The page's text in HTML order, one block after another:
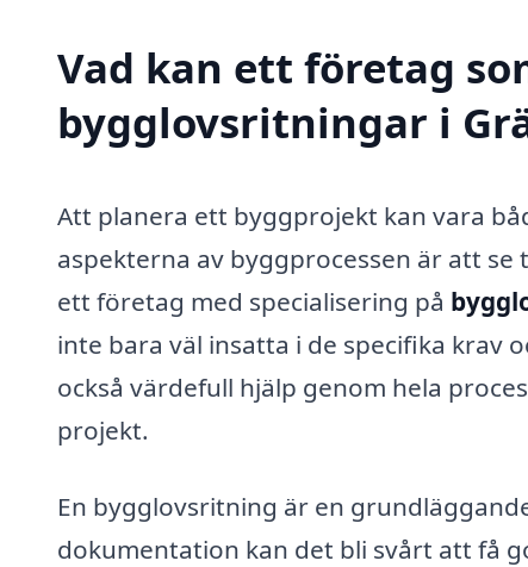
Vad kan ett företag
bygglovsritningar i
Att planera ett byggprojekt kan vara
aspekterna av byggprocessen är att
ett företag med specialisering på
inte bara väl insatta i de specifika krav
också värdefull hjälp genom hela
projekt.
En bygglovsritning är en
dokumentation kan det bli svårt att få